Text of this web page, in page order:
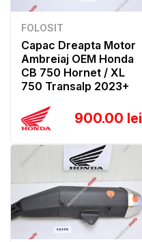
FOLOSIT
Capac Dreapta Motor
Ambreiaj OEM Honda
CB 750 Hornet / XL
750 Transalp 2023+
900.00 lei